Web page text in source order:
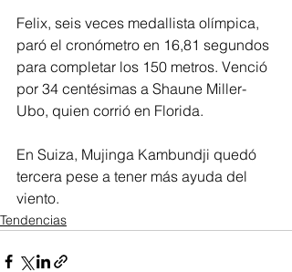
Felix, seis veces medallista olímpica,
paró el cronómetro en 16,81 segundos
para completar los 150 metros. Venció
por 34 centésimas a Shaune Miller-
Ubo, quien corrió en Florida.
En Suiza, Mujinga Kambundji quedó
tercera pese a tener más ayuda del
viento.
Tendencias